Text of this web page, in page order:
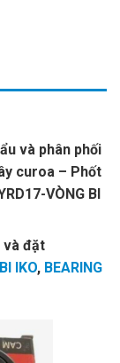
và phân phối
curoa – Phốt
VÒNG BI
và đặt
IKO, BEARING